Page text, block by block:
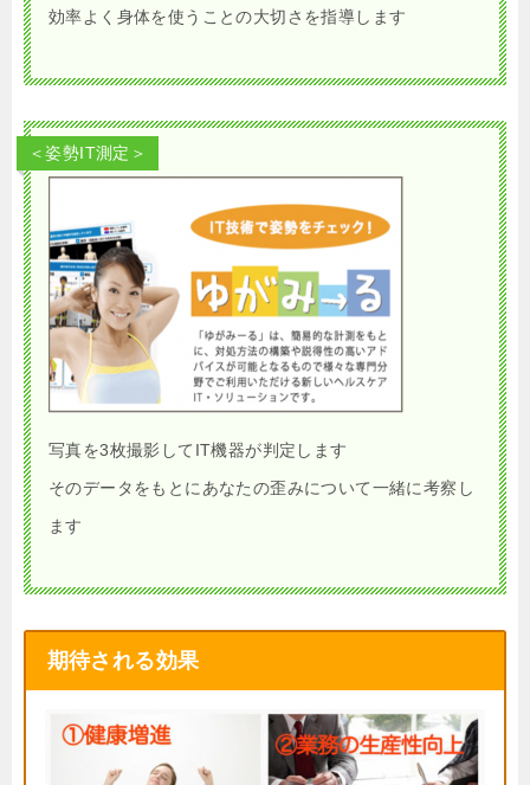
効率よく身体を使うことの大切さを指導します
＜姿勢IT測定＞
写真を3枚撮影してIT機器が判定します
そのデータをもとにあなたの歪みについて一緒に考察し
ます
期待される効果